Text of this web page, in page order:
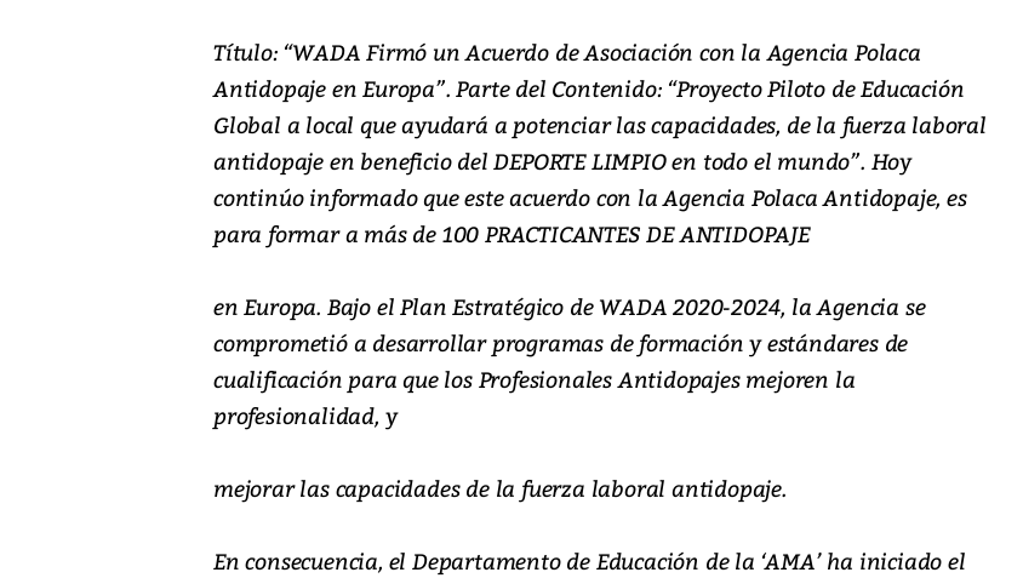
Título: “WADA Firmó un Acuerdo de Asociación con la Agencia Polaca
Antidopaje en Europa”. Parte del Contenido: “Proyecto Piloto de Educación
Global a local que ayudará a potenciar las capacidades, de la fuerza laboral
antidopaje en beneficio del DEPORTE LIMPIO en todo el mundo”. Hoy
continúo informado que este acuerdo con la Agencia Polaca Antidopaje, es
para formar a más de 100 PRACTICANTES DE ANTIDOPAJE
en Europa. Bajo el Plan Estratégico de WADA 2020-2024, la Agencia se
comprometió a desarrollar programas de formación y estándares de
cualificación para que los Profesionales Antidopajes mejoren la
profesionalidad, y
mejorar las capacidades de la fuerza laboral antidopaje.
En consecuencia, el Departamento de Educación de la ‘AMA’ ha iniciado el